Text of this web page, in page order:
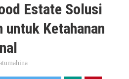
Estate Solusi
untuk Ketahanan